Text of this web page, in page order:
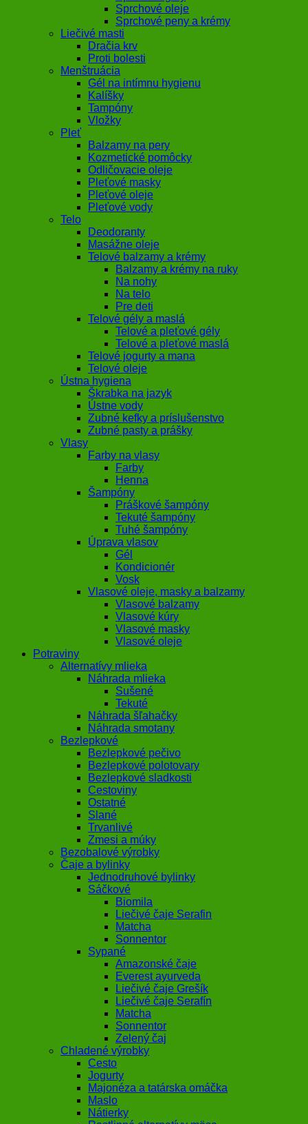
Sprchové oleje
Sprchové peny a krémy
Liečivé masti
Dračia krv
Proti bolesti
Menštruácia
Gél na intímnu hygienu
Kalíšky
Tampóny
Vložky
Pleť
Balzamy na pery
Kozmetické pomôcky
Odličovacie oleje
Pleťové masky
Pleťové oleje
Pleťové vody
Telo
Deodoranty
Masážne oleje
Telové balzamy a krémy
Balzamy a krémy na ruky
Na nohy
Na telo
Pre deti
Telové gély a maslá
Telové a pleťové gély
Telové a pleťové maslá
Telové jogurty a mana
Telové oleje
Ústna hygiena
Škrabka na jazyk
Ústne vody
Zubné kefky a príslušenstvo
Zubné pasty a prášky
Vlasy
Farby na vlasy
Farby
Henna
Šampóny
Práškové šampóny
Tekuté šampóny
Tuhé šampóny
Úprava vlasov
Gél
Kondicionér
Vosk
Vlasové oleje, masky a balzamy
Vlasové balzamy
Vlasové kúry
Vlasové masky
Vlasové oleje
Potraviny
Alternatívy mlieka
Náhrada mlieka
Sušené
Tekuté
Náhrada šľahačky
Náhrada smotany
Bezlepkové
Bezlepkové pečivo
Bezlepkové polotovary
Bezlepkové sladkosti
Cestoviny
Ostatné
Slané
Trvanlivé
Zmesi a múky
Bezobalové výrobky
Čaje a bylinky
Jednodruhové bylinky
Sáčkové
Biomila
Liečivé čaje Serafin
Matcha
Sonnentor
Sypané
Amazonské čaje
Everest ayurveda
Liečivé čaje Grešík
Liečivé čaje Serafín
Matcha
Sonnentor
Zelený čaj
Chladené výrobky
Cesto
Jogurty
Majonéza a tatárska omáčka
Maslo
Nátierky